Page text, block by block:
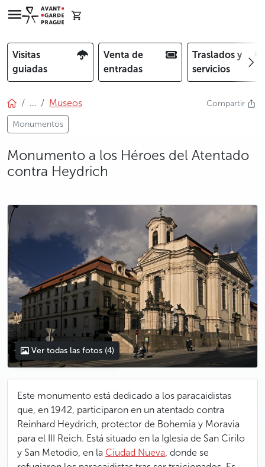
Visitas
guiadas
Venta de
entradas
Traslados y
servicios
… Museos
Monumentos
Compartir
Monumento a los Héroes del Atentado
contra Heydrich
Ver todas las fotos (4)
Este monumento está dedicado a los paracaidistas
que, en 1942, participaron en un atentado contra
Reinhard Heydrich, protector de Bohemia y Moravia
para el III Reich. Está situado en la Iglesia de San Cirilo
y San Metodio, en la Ciudad Nueva, donde se